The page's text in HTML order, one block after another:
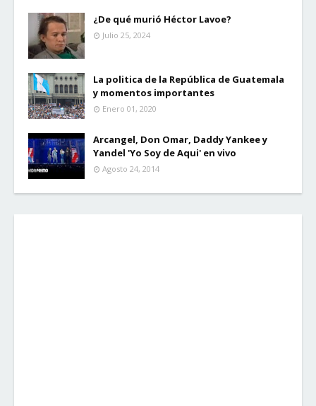
¿De qué murió Héctor Lavoe?
Julio 25, 2024
La politica de la República de Guatemala
y momentos importantes
Enero 01, 2020
Arcangel, Don Omar, Daddy Yankee y
Yandel 'Yo Soy de Aqui' en vivo
Agosto 24, 2014